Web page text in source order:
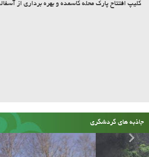
کلیپ افتتاح پارک محله کاسمده و بهره برداری از
جاذبه های گردشگری